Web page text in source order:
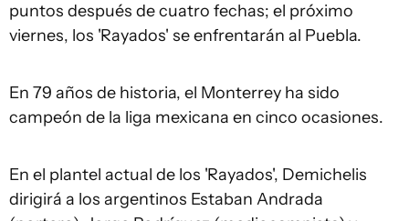
puntos después de cuatro fechas; el próximo
viernes, los 'Rayados' se enfrentarán al Puebla.
En 79 años de historia, el Monterrey ha sido
campeón de la liga mexicana en cinco ocasiones.
En el plantel actual de los 'Rayados', Demichelis
dirigirá a los argentinos Estaban Andrada